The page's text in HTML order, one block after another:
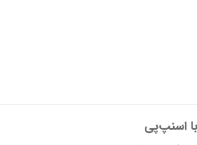
اسنپ‌پی